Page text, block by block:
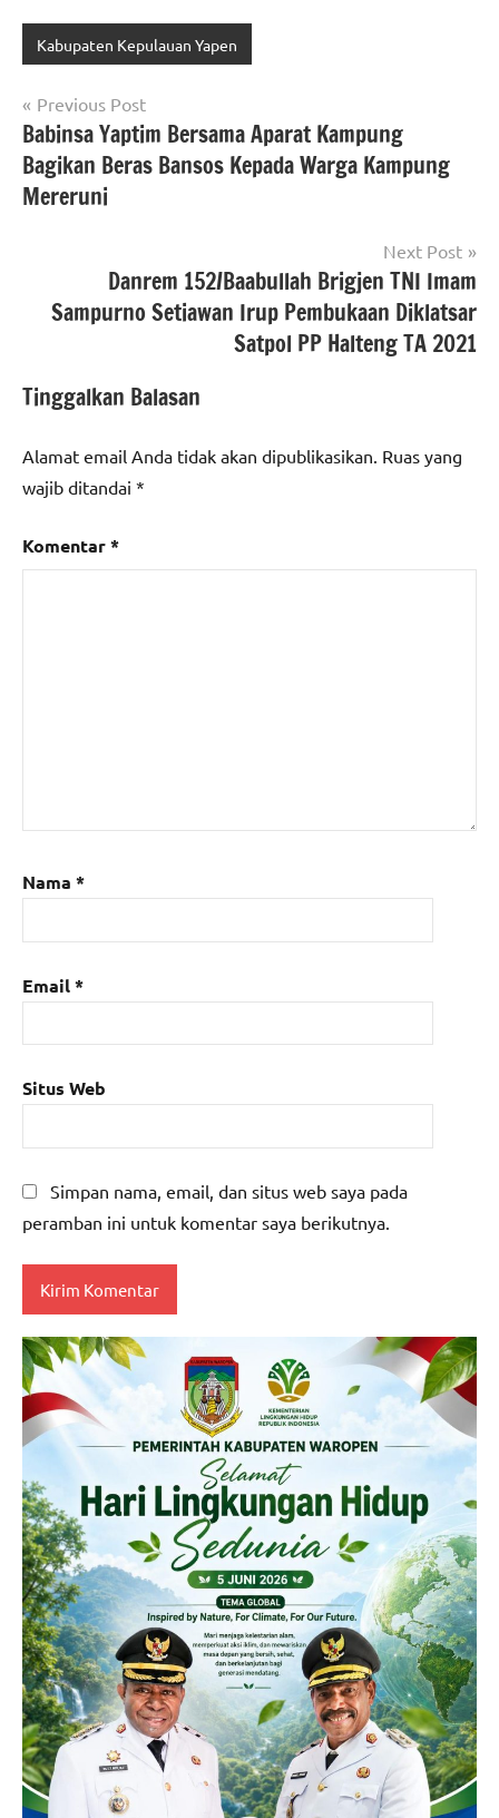
Kabupaten Kepulauan Yapen
Navigasi
pos
Previous Post
Babinsa Yaptim Bersama Aparat Kampung
Bagikan Beras Bansos Kepada Warga Kampung
Mereruni
Next Post
Danrem 152/Baabullah Brigjen TNI Imam
Sampurno Setiawan Irup Pembukaan Diklatsar
Satpol PP Halteng TA 2021
Tinggalkan Balasan
Alamat email Anda tidak akan dipublikasikan. Ruas yang
wajib ditandai *
Komentar*
Nama *
Email*
Situs Web
Simpan nama, email, dan situs web saya pada
peramban ini untuk komentar saya berikutnya.